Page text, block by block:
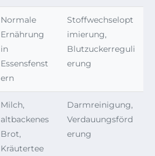
Normale
Ernährung
in
Essensfenst
ern
Stoffwechselopt
imierung,
Blutzuckerreguli
erung
Milch,
altbackenes
Brot,
Kräutertee
Darmreinigung,
Verdauungsförd
erung